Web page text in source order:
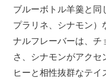
ブルーボトル羊羹と同
プラリネ、シナモン）
ナルフレーバーは、チ
さ、シナモンがアクセ
ヒーと相性抜群なテ